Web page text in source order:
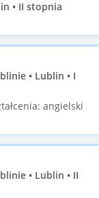
• II stopnia
• Lublin • I
angielski
• Lublin • II